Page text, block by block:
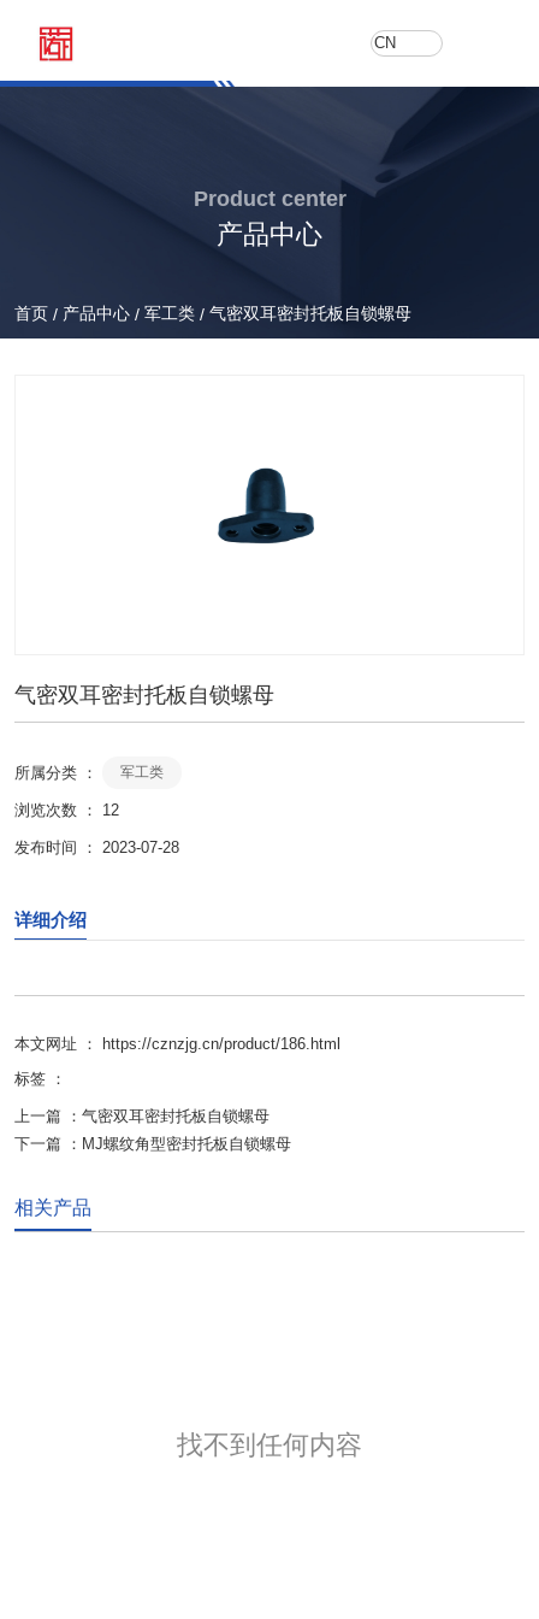
CN
Product center
产品中心
首页 / 产品中心 / 军工类 / 气密双耳密封托板自锁螺母
气密双耳密封托板自锁螺母
所属分类 ： 军工类
浏览次数 ： 12
发布时间 ： 2023-07-28
详细介绍
本文网址 ： https://cznzjg.cn/product/186.html
标签 ：
上一篇 ： 气密双耳密封托板自锁螺母
下一篇 ： MJ螺纹角型密封托板自锁螺母
相关产品
找不到任何内容